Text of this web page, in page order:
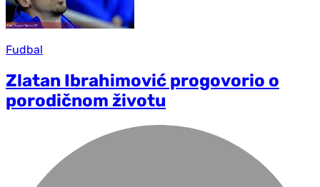
Fudbal
Zlatan Ibrahimović progovorio o
porodičnom životu